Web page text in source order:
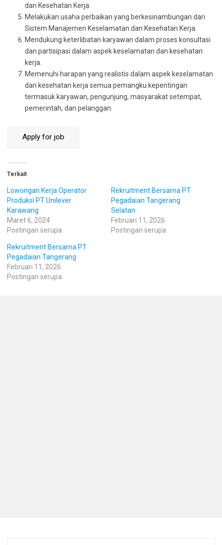
dan Kesehatan Kerja.
Melakukan usaha perbaikan yang berkesinambungan dari
Sistem Manajemen Keselamatan dan Kesehatan Kerja.
Mendukung keterlibatan karyawan dalam proses konsultasi
dan partisipasi dalam aspek keselamatan dan kesehatan
kerja.
Memenuhi harapan yang realistis dalam aspek keselamatan
dan kesehatan kerja semua pemangku kepentingan
termasuk karyawan, pengunjung, masyarakat setempat,
pemerintah, dan pelanggan.
Terkait
Lowongan Kerja Operator
Produksi PT Unilever
Karawang
Maret 6, 2024
Postingan serupa
Rekruitment Bersama PT
Pegadaian Tangerang
Selatan
Februari 11, 2026
Postingan serupa
Rekruitment Bersama PT
Pegadaian Tangerang
Februari 11, 2026
Postingan serupa